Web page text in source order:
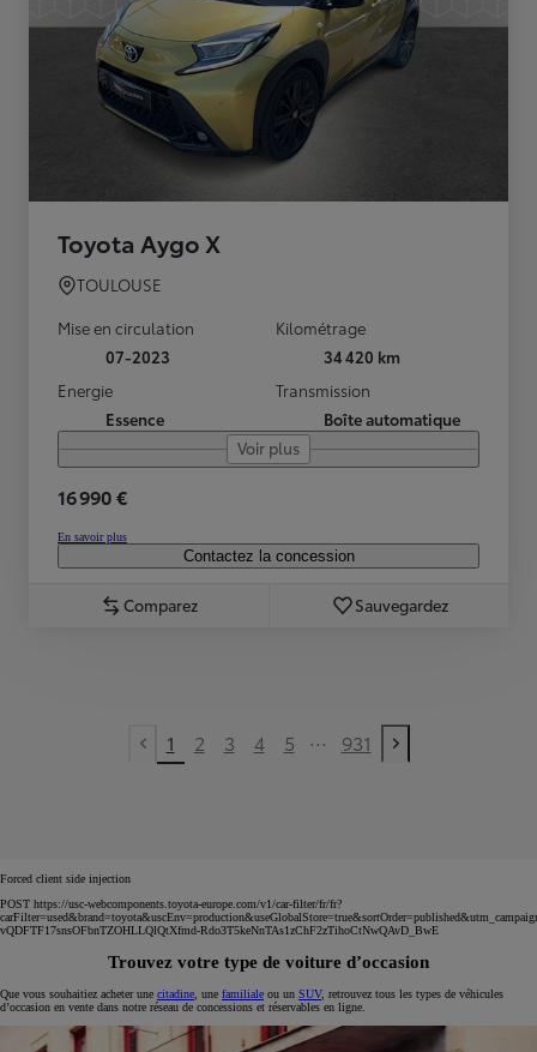
Toyota Aygo X
TOULOUSE
Mise en circulation
07-2023
Kilométrage
34 420 km
Energie
Essence
Transmission
Boîte automatique
Voir plus
16 990 €
En savoir plus
Contactez la concession
Comparez Sauvegardez
Previous page
1 2 3 4 5 ... 931
Next page
Forced client side injection
POST https://usc-webcomponents.toyota-europe.com/v1/car-filter/fr/fr?
vQDFTF17snsOFbnTZOHLLQlQtXfmd-Rdo3T5keNnTAs1zChF2zTihoCtNwQAvD_BwE
Trouvez votre type de voiture d’occasion
Que vous souhaitiez acheter une citadine , une familiale ou un SUV, retrouvez tous les types de véhicules
d’occasion en vente dans notre réseau de concessions et réservables en ligne.